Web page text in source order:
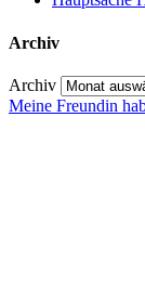
Archiv
Archiv
Meine Freundin